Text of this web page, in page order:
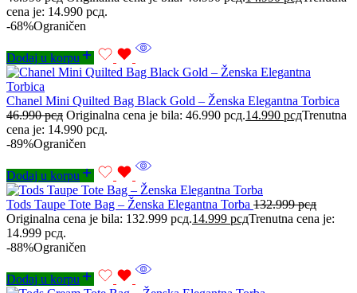
cena je: 14.990 рсд.
-68%Ograničen
Dodaj u korpu
Chanel Mini Quilted Bag Black Gold – Ženska Elegantna Torbica
46.990рсд Originalna cena je bila: 46.990 рсд.14.990 рсдTrenutna
cena je: 14.990 рсд.
-89%Ograničen
Dodaj u korpu
Tods Taupe Tote Bag – Ženska Elegantna Torba 132.999рсд
Originalna cena je bila: 132.999 рсд.14.999 рсдTrenutna cena je:
14.999 рсд.
-88%Ograničen
Dodaj u korpu